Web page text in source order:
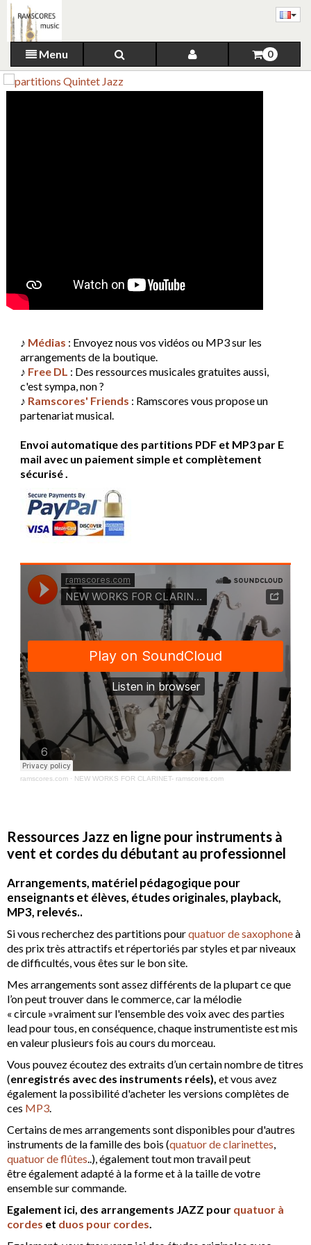
Menu 0
♪ Médias : Envoyez nous vos vidéos ou MP3 sur les
arrangements de la boutique.
♪ Free DL : Des ressources musicales gratuites aussi,
c'est sympa, non ?
♪ Ramscores' Friends : Ramscores vous propose un
partenariat musical.
Envoi automatique des partitions PDF et MP3 par E
mail avec un paiement simple et complètement
sécurisé .
ramscores.com · NEW WORKS FOR CLARINET- ramscores.com
Ressources Jazz en ligne pour instruments à
vent et cordes du débutant au professionnel
Arrangements, matériel pédagogique pour
enseignants et élèves, études originales, playback,
MP3, relevés..
Si vous recherchez des partitions pourquatuor de saxophoneà
des prix très attractifs et répertoriés par styles et par niveaux
de difficultés, vous êtes sur le bon site.
Mes arrangements sont assez différents de la plupart ce que
l’on peut trouver dans le commerce, car la mélodie
« circule »vraiment sur l'ensemble des voix avec des parties
lead pour tous, en conséquence, chaque instrumentiste est mis
en valeur plusieurs fois au cours du morceau.
Vous pouvez écoutez des extraits d’un certain nombre de titres
(enregistrés avec des instruments réels), et vous avez
également la possibilité d'acheter les versions complètes de
ces MP3.
Certains de mes arrangements sont disponibles pour d'autres
instruments de la famille des bois (quatuor de clarinettes,
quatuor de flûtes..), également tout mon travail peut
être également adapté à la forme et à la taille de votre
ensemble sur commande.
Egalement ici, des arrangements JAZZ pour quatuor à
cordes et duos pour cordes.